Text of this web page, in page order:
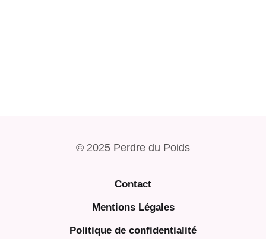
© 2025 Perdre du Poids
Contact
Mentions Légales
Politique de confidentialité